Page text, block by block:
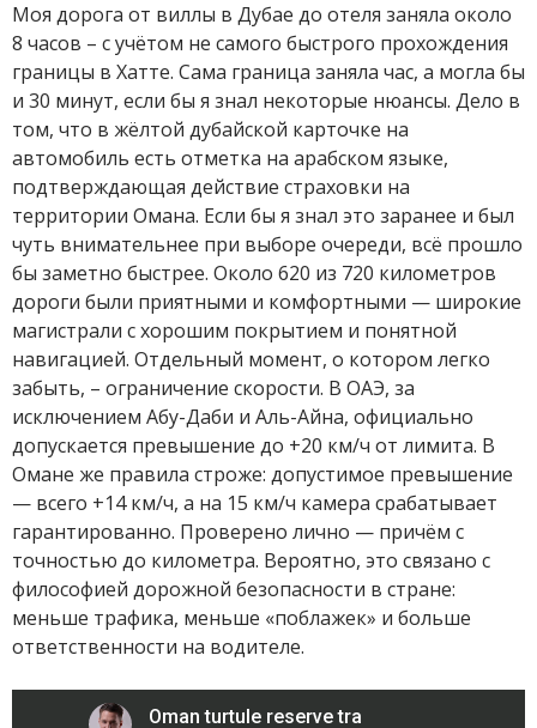
Моя дорога от виллы в Дубае до отеля заняла около
8 часов – с учётом не самого быстрого прохождения
границы в Хатте. Сама граница заняла час, а могла бы
и 30 минут, если бы я знал некоторые нюансы. Дело в
том, что в жёлтой дубайской карточке на
автомобиль есть отметка на арабском языке,
подтверждающая действие страховки на
территории Омана. Если бы я знал это заранее и был
чуть внимательнее при выборе очереди, всё прошло
бы заметно быстрее. Около 620 из 720 километров
дороги были приятными и комфортными — широкие
магистрали с хорошим покрытием и понятной
навигацией. Отдельный момент, о котором легко
забыть, – ограничение скорости. В ОАЭ, за
исключением Абу-Даби и Аль-Айна, официально
допускается превышение до +20 км/ч от лимита. В
Омане же правила строже: допустимое превышение
— всего +14 км/ч, а на 15 км/ч камера срабатывает
гарантированно. Проверено лично — причём с
точностью до километра. Вероятно, это связано с
философией дорожной безопасности в стране:
меньше трафика, меньше «поблажек» и больше
ответственности на водителе.